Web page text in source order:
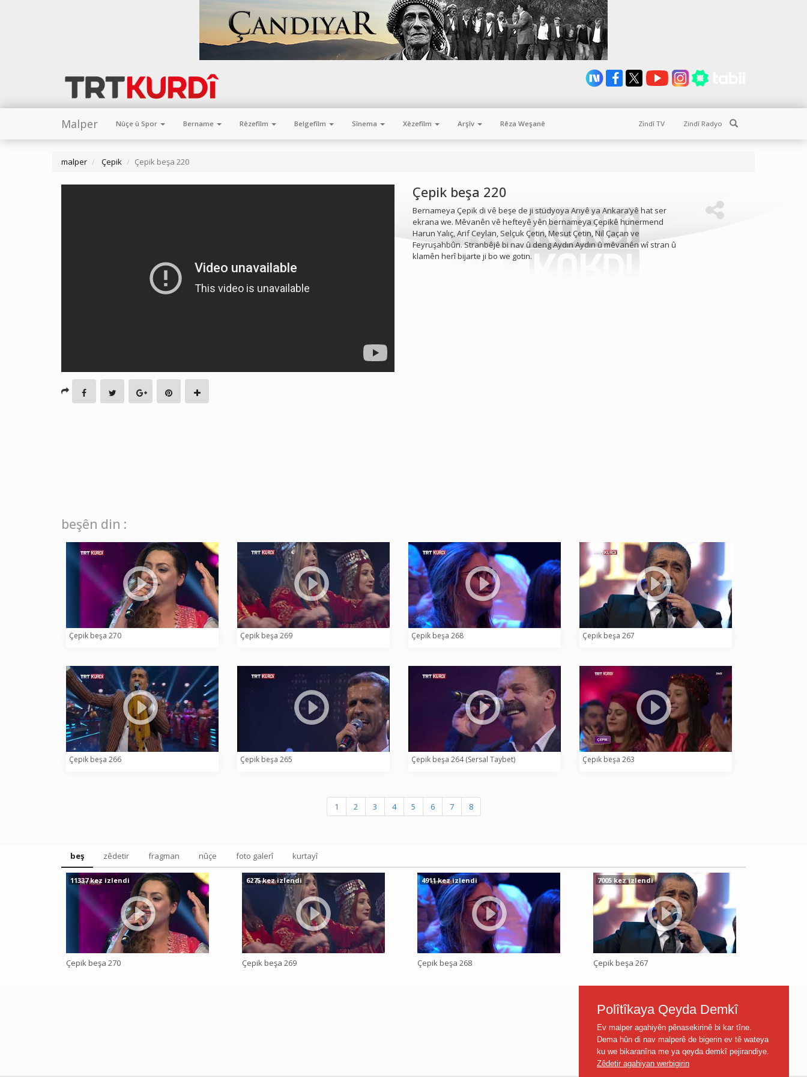
Malper Nûçe û Spor Bername Rêzefîlm Belgefîlm Sînema Xêzefîlm Arşîv Rêza Weşanê Zindî TV Zindî Radyo
malper Çepik Çepik beşa 220
Çepik beşa 220
Bernameya Çepik di vê beşe de ji stüdyoya Arıyê ya Ankara’yê hat ser
ekrana we. Mêvanên vê hefteyê yên bernameya Çepikê hunermend
Harun Yalıç, Arif Ceylan, Selçuk Çetin, Mesut Çetin, Nil Çaçan ve
Feyruşahbûn. Stranbêjê bi nav û deng Aydın Aydın û mêvanên wî stran û
klamên herî bijarte ji bo we gotin.
beşên din :
Çepik beşa 270 Çepik beşa 269 Çepik beşa 268 Çepik beşa 267
Çepik beşa 266 Çepik beşa 265 Çepik beşa 264 (Sersal Taybet) Çepik beşa 263
1 2 3 4 5 6 7 8
beş zêdetir fragman nûçe foto galerî kurtayî
Çepik beşa 270
11337 kez izlendi
Çepik beşa 269
6275 kez izlendi
Çepik beşa 268
4911 kez izlendi
Çepik beşa 267
7005 kez izlendi
Polîtîkaya Qeyda Demkî
Ev malper agahiyên pênasekirinê bi kar tîne.
Dema hûn di nav malperê de bigerin ev tê wateya
ku we bikaranîna me ya qeyda demkî pejirandiye.
Zêdetir agahiyan werbigirin